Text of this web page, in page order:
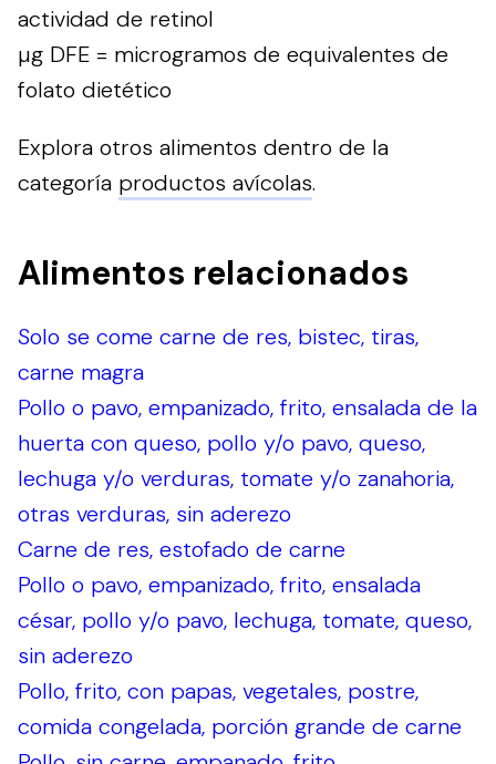
actividad de retinol
µg DFE = microgramos de equivalentes de
folato dietético
Explora otros alimentos dentro de la
categoría productos avícolas.
Alimentos relacionados
Solo se come carne de res, bistec, tiras,
carne magra
Pollo o pavo, empanizado, frito, ensalada de la
huerta con queso, pollo y/o pavo, queso,
lechuga y/o verduras, tomate y/o zanahoria,
otras verduras, sin aderezo
Carne de res, estofado de carne
Pollo o pavo, empanizado, frito, ensalada
césar, pollo y/o pavo, lechuga, tomate, queso,
sin aderezo
Pollo, frito, con papas, vegetales, postre,
comida congelada, porción grande de carne